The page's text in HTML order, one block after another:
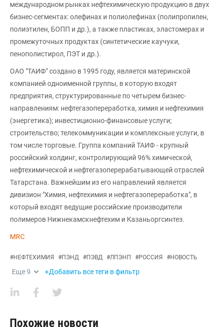
международном рынках нефтехимическую продукцию в двух
бизнес-сегментах: олефинах и полиолефинах (полипропилен,
полиэтилен, БОПП и др.), а также пластиках, эластомерах и
промежуточных продуктах (синтетические каучуки,
пенополистирол, ПЭТ и др.).
ОАО "ТАИФ" создано в 1995 году, является материнской
компанией одноименной группы, в которую входят
предприятия, структурированные по четырем бизнес-
направлениям: нефтегазопереработка, химия и нефтехимия
(энергетика); инвестиционно-финансовые услуги;
строительство; телекоммуникации и комплексные услуги, в
том числе торговые. Группа компаний ТАИФ - крупный
российский холдинг, контролирующий 96% химической,
нефтехимической и нефтегазоперерабатывающей отраслей
Татарстана. Важнейшим из его направлений является
дивизион "Химия, нефтехимия и нефтегазопереработка", в
который входят ведущие российские производители
полимеров Нижнекамскнефтехим и Казаньоргсинтез.
MRC
#НЕФТЕХИМИЯ #ПЭНД #ПЭВД #ЛПЭНП #РОССИЯ #НОВОСТЬ
Еще9 +Добавить все теги в фильтр
Похожие новости